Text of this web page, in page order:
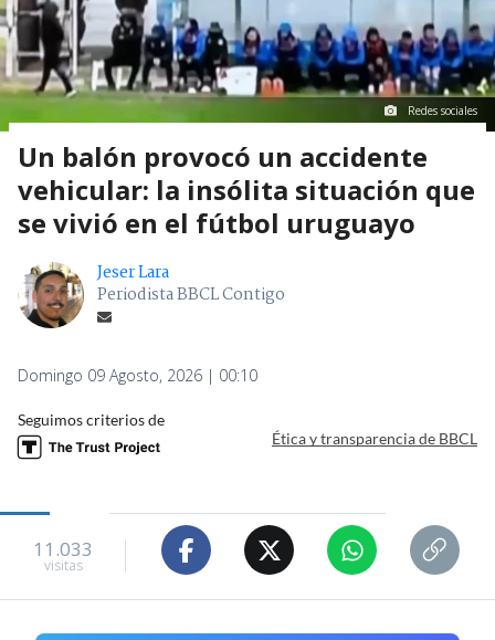
Redes sociales
Un balón provocó un accidente
vehicular: la insólita situación que
se vivió en el fútbol uruguayo
Jeser Lara
Periodista BBCL Contigo
Domingo 09 Agosto, 2026 | 00:10
Seguimos criterios de
Ética y transparencia de BBCL
11.033
visitas